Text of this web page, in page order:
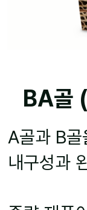
BA골
A골과 B골
내구성과